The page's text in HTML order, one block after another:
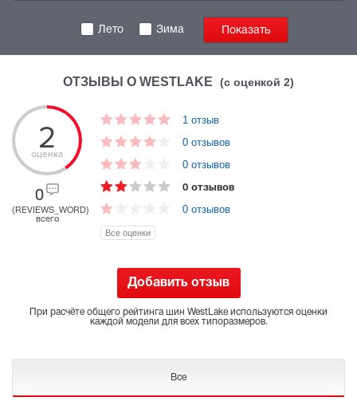
Лето Зима
ОТЗЫВЫ О WESTLAKE (с оценкой 2)
2
оценка
0
{REVIEWS_WORD}
всего
1 отзыв
0 отзывов
0 отзывов
0 отзывов
0 отзывов
Все оценки
Добавить отзыв
При расчёте общего рейтинга шин WestLake используются оценки
каждой модели для всех типоразмеров.
Все